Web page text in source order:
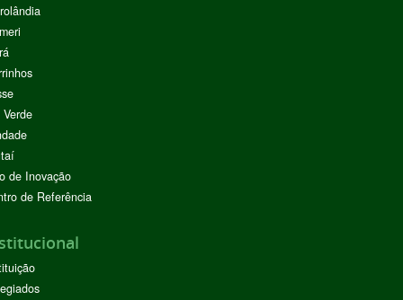
de Inovação
de Referência